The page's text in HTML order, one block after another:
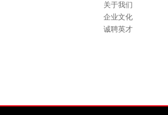
关于我们
企业文化
诚聘英才